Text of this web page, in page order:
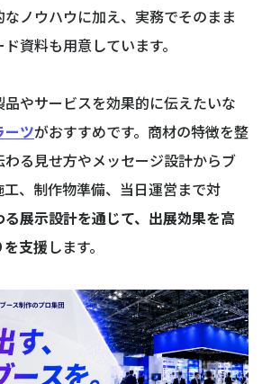
なノウハウに加え、実務でそのまま
資料も用意しています。
やサービスを効果的に伝えたいな
ーツがおすすめです。商材の特徴を整
る見せ方やメッセージ設計からブ
、制作物準備、当日運営まで対
展示設計を通じて、出展効果を高
支援 します。